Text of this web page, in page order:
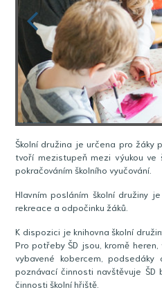
Školní družina je určena pro žáky
tvoří mezistupeň mezi výukou ve
pokračováním školního vyučování.
Hlavním posláním školní družiny
rekreace a odpočinku žáků.
K dispozici je knihovna školní
Pro potřeby ŠD jsou, kromě
vybavené kobercem,
poznávací činnosti navštěvuje
činnosti školní hřiště.